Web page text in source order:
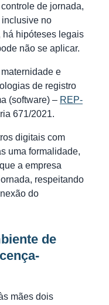
de jornada,
no
há hipóteses legais
não se aplicar.
e
de registro
(software) – REP-
671/2021.
digitais com
uma formalidade,
a empresa
respeitando
do
de
mães dois